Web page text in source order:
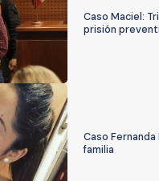
Caso Maciel:
prisión
Caso
familia